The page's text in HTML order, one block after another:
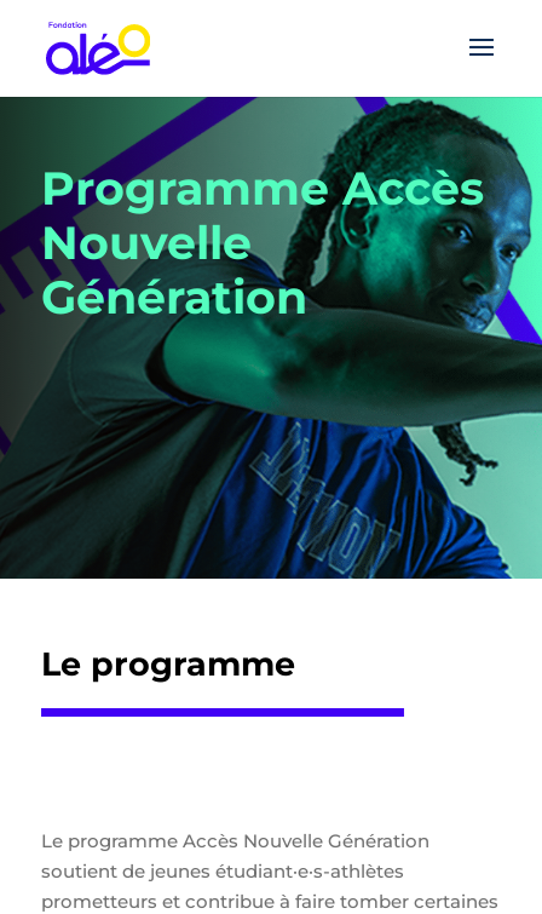
Programme Accès
Nouvelle
Génération
Le programme
Le programme Accès Nouvelle Génération
soutient de jeunes étudiant·e·s-athlètes
prometteurs et contribue à faire tomber certaines